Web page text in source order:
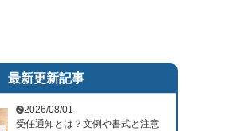
最新更新記事
2026/08/01
受任通知とは？文例や書式と注意